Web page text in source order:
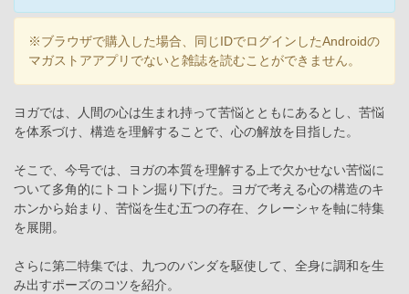
※ブラウザで購入した場合、同じIDでログインしたAndroidの
マガストアアプリでないと雑誌を読むことができません。
ヨガでは、人間の心は生まれ持って苦悩とともにあるとし、苦悩
を体系づけ、構造を理解することで、心の解放を目指した。
そこで、今号では、ヨガの本質を理解する上で欠かせない苦悩に
ついて多角的にトコトン掘り下げた。ヨガで考える心の構造のキ
ホンから始まり、苦悩を生む五つの存在、クレーシャを軸に特集
を展開。
さらに第二特集では、九つのバンダを駆使して、全身に調和を生
み出すポーズのコツを紹介。